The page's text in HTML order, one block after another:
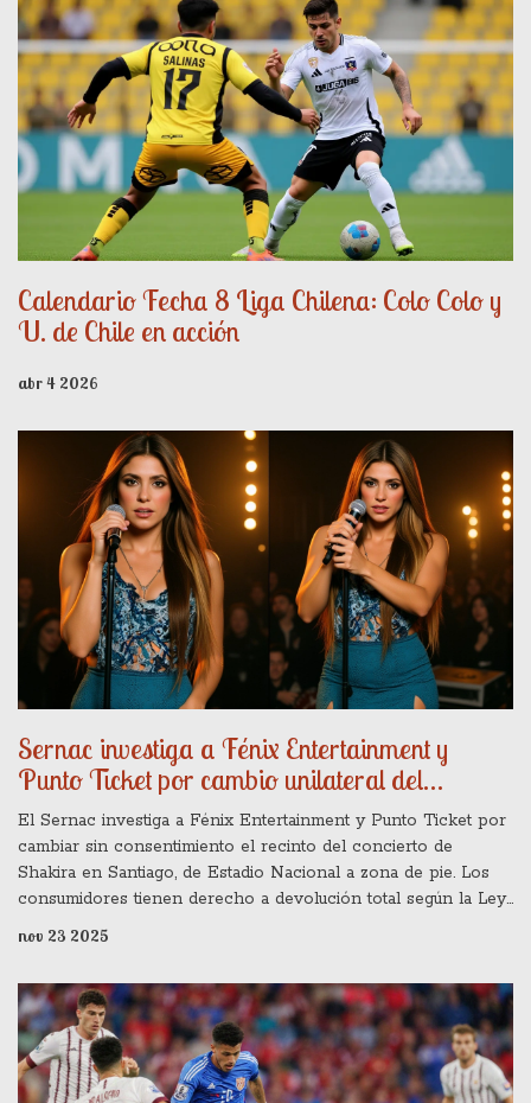
Calendario Fecha 8 Liga Chilena: Colo Colo y
U. de Chile en acción
abr 4 2026
Sernac investiga a Fénix Entertainment y
Punto Ticket por cambio unilateral del
concierto de Shakira en Santiago
El Sernac investiga a Fénix Entertainment y Punto Ticket por
cambiar sin consentimiento el recinto del concierto de
Shakira en Santiago, de Estadio Nacional a zona de pie. Los
consumidores tienen derecho a devolución total según la Ley
del Consumidor.
nov 23 2025